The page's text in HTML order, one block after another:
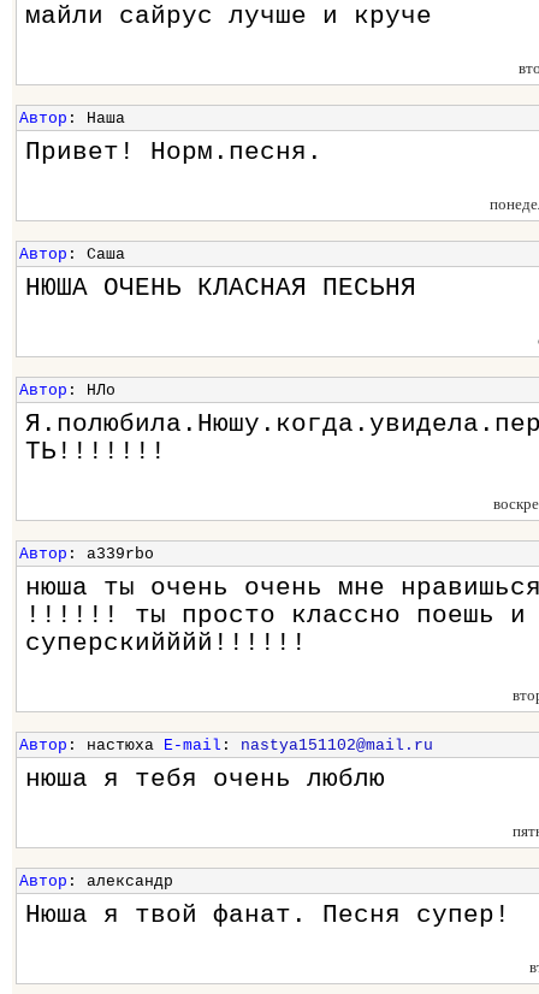
майли сайрус лучше и круче
Автор : Наша
Привет! Норм.песня.
Автор : Саша
НЮША ОЧЕНЬ КЛАСНАЯ ПЕСЬНЯ
Автор : НЛо
ТЬ!!!!!!!
Автор : a339rbo
нюша ты очень очень мне
!!!!!! ты просто классно поешь и
суперскийййй!!!!!!
Автор : настюха E-mail : nastya151102@mail.ru
нюша я тебя очень люблю
Автор : александр
Нюша я твой фанат. Песня супер!